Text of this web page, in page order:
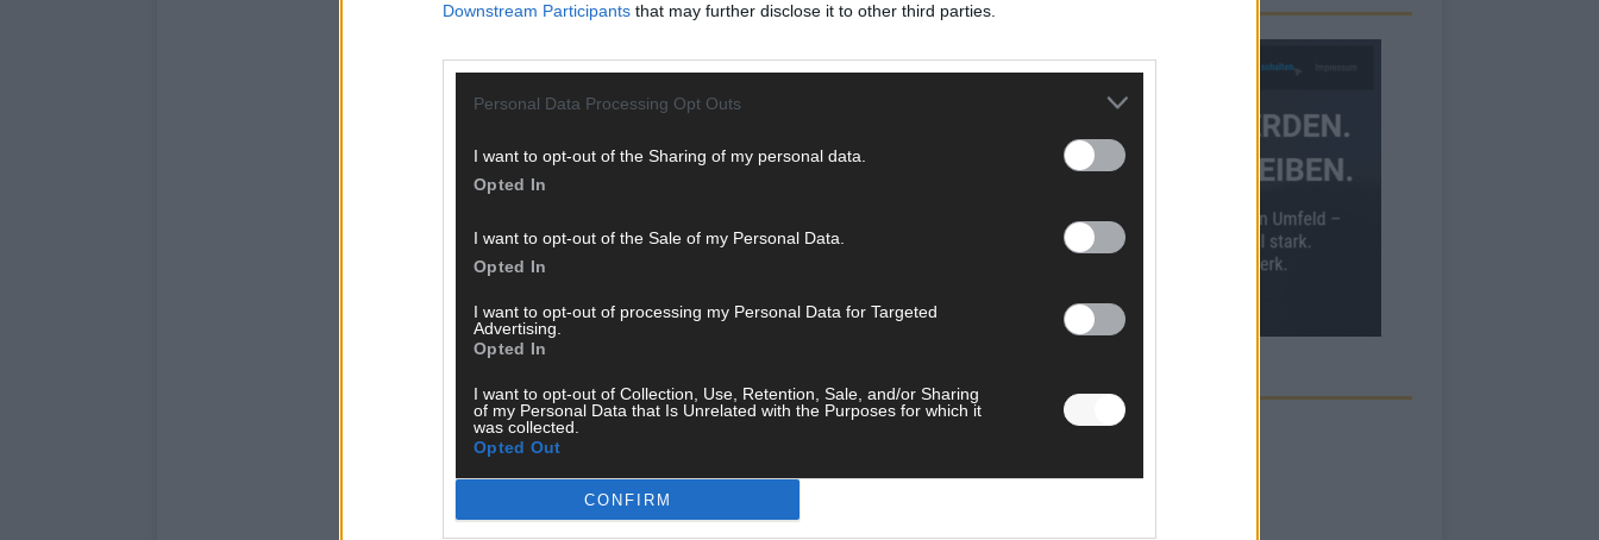
Downstream Participants that may further disclose it to other third parties.
Personal Data Processing Opt Outs
I want to opt-out of the Sharing of my personal data.
Opted In
I want to opt-out of the Sale of my Personal Data.
Opted In
I want to opt-out of processing my Personal Data for Targeted
Advertising.
Opted In
I want to opt-out of Collection, Use, Retention, Sale, and/or Sharing
of my Personal Data that Is Unrelated with the Purposes for which it
was collected.
Opted Out
CONFIRM